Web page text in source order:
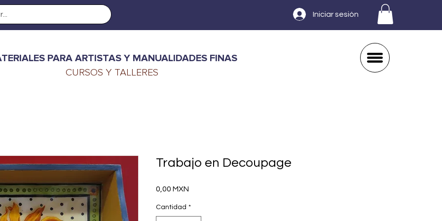
Iniciar sesión
PARA ARTISTAS Y MANUALIDADES FINAS
CURSOS Y TALLERES
Trabajo en Decoupage
0,00 MXN
Cantidad *